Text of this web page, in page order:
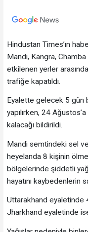
Hindustan Times’ın
Mandi, Kangra,
etkilenen yerler
trafiğe kapatıldı.
Eyalette gelecek 5 gün
yapılırken, 24
kalacağı bildirildi.
Mandi semtindeki sel
heyelanda 8 kişinin
bölgelerinde şiddetli
hayatını kaybedenlerin
Uttarakhand eyaletinde
Jharkhand eyaletinde